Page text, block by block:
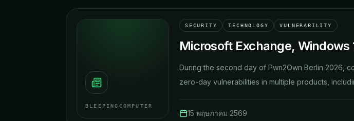
BLEEPINGCOMPUTER
SECURITY TECHNOLOGY VULNERABILITY
Microsoft Exchange, Windows
​During the second day of Pwn2Own Berlin 2026,
zero-day vulnerabilities in multiple products,
15 พฤษภาคม 2569